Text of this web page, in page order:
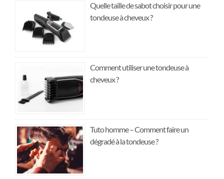
Quelle taille de sabot choisir pour une
tondeuse à cheveux ?
Comment utiliser une tondeuse à
cheveux ?
Tuto homme – Comment faire un
dégradé à la tondeuse ?